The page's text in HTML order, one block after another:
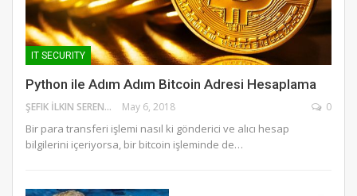
IT SECURITY
Python ile Adım Adım Bitcoin Adresi Hesaplama
ŞEFIK İLKIN SERENGIL May 6, 2018 0
Bir para transferi işlemi nasıl ki gönderici ve alıcı hesap
bilgilerini içeriyorsa, bir bitcoin işleminde de…